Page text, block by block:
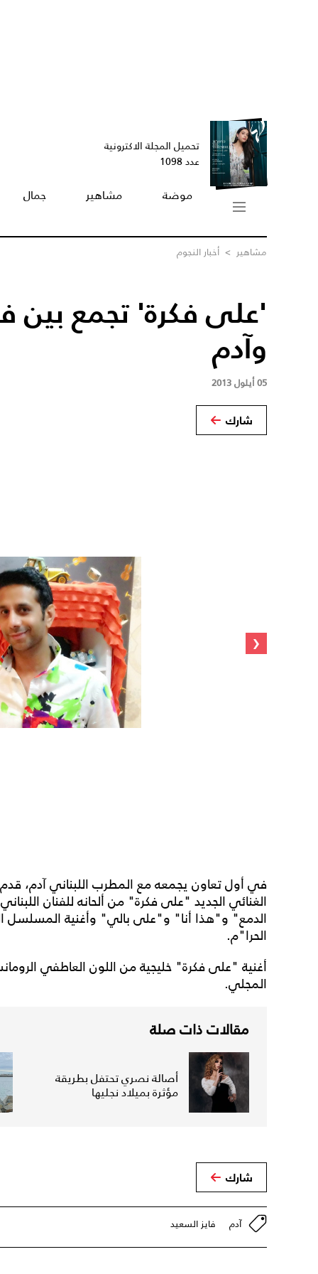
تحميل المجلة الاكترونية
عدد 1098
موضة مشاهير جمال
مشاهير > أخبار النجوم
'على فكرة' تجمع بين
وآدم
05 أيلول 2013
شارك
‹
في أول تعاون يجمعه مع المطرب اللبناني آدم، قدم
الغنائي الجديد "على فكرة" من ألحانه للفنان
الدمع" و"هذا أنا" و"على بالي" وأغنية المسلسل
الحرا"م.
أغنية "على فكرة" خليجية من اللون العاطفي
المجلي.
مقالات ذات صلة
أصالة نصري تحتفل بطريقة
مؤثرة بميلاد نجليها
شارك
آدم فايز السعيد